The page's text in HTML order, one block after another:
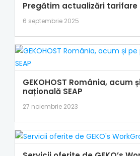
Pregătim actualizări tarifare
6 septembrie 2025
GEKOHOST România, acum
națională SEAP
27 noiembrie 2023